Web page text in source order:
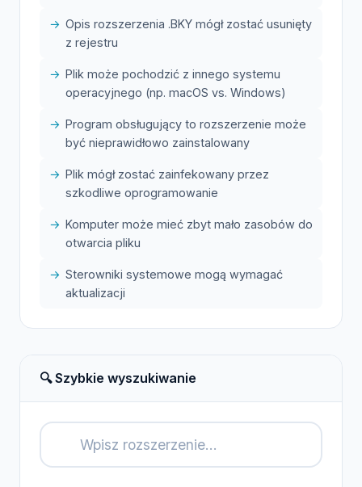
Opis rozszerzenia .BKY mógł zostać usunięty
z rejestru
Plik może pochodzić z innego systemu
operacyjnego (np. macOS vs. Windows)
Program obsługujący to rozszerzenie może
być nieprawidłowo zainstalowany
Plik mógł zostać zainfekowany przez
szkodliwe oprogramowanie
Komputer może mieć zbyt mało zasobów do
otwarcia pliku
Sterowniki systemowe mogą wymagać
aktualizacji
🔍 Szybkie wyszukiwanie